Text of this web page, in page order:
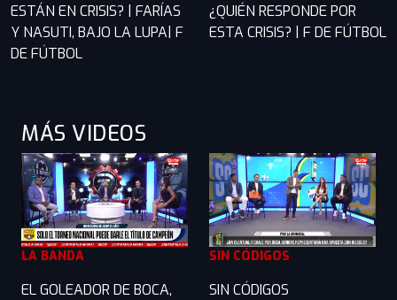
ESTÁN EN CRISIS? | FARÍAS
Y NASUTI, BAJO LA LUPA| F
DE FÚTBOL
¿QUIÉN RESPONDE POR
ESTA CRISIS? | F DE FÚTBOL
MÁS VIDEOS
LA BANDA
EL GOLEADOR DE BOCA,
SIN CÓDIGOS
SIN CÓDIGOS